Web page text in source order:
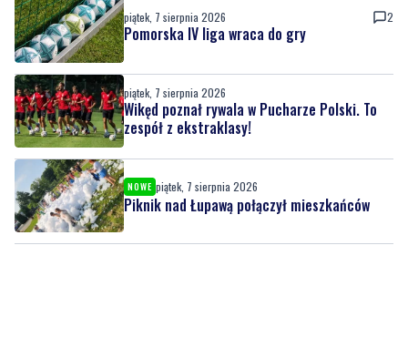
piątek, 7 sierpnia 2026 2
Pomorska IV liga wraca do gry
piątek, 7 sierpnia 2026
Wikęd poznał rywala w Pucharze Polski. To
zespół z ekstraklasy!
NOWE piątek, 7 sierpnia 2026
Piknik nad Łupawą połączył mieszkańców